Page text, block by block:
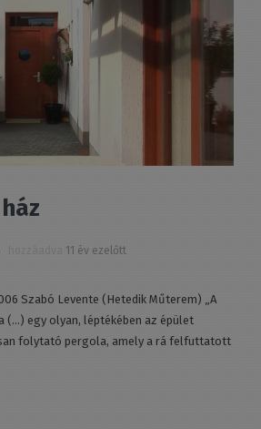
11 év ezelőtt
Szabó Levente (Hetedik Műterem) „A
egy olyan, léptékében az épület
folytató pergola, amely a rá felfuttatott